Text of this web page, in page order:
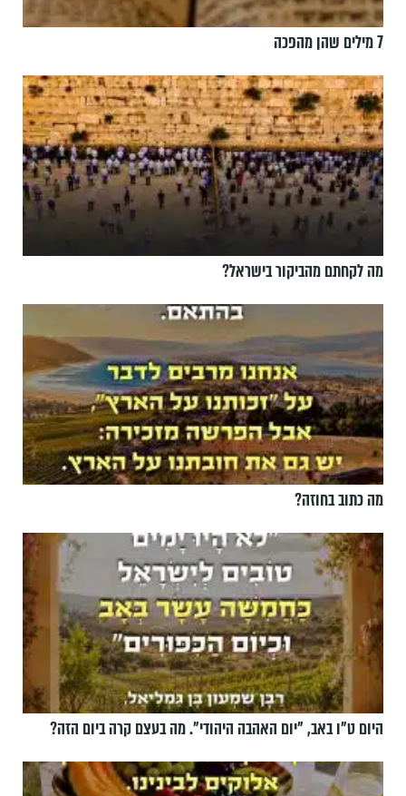
7 מילים שהן מהפכה
מה לקחתם מהביקור בישראל?
מה כתוב בחוזה?
היום ט"ו באב, ”יום האהבה היהודי". מה בעצם קרה ביום הזה?